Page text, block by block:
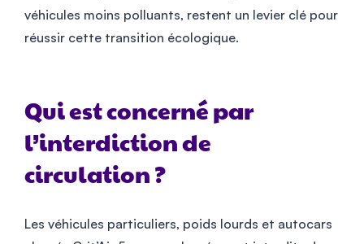
véhicules moins polluants, restent un levier clé pour
réussir cette transition écologique.
Qui est concerné par
l’interdiction de
circulation ?
Les véhicules particuliers, poids lourds et autocars